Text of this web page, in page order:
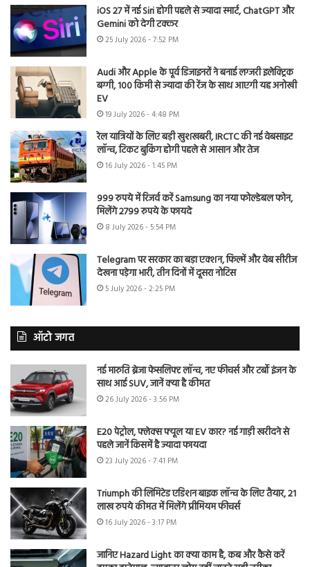
iOS 27 में नई Siri होगी पहले से ज्यादा स्मार्ट, ChatGPT और
Gemini को देगी टक्कर
25 July 2026 - 7:52 PM
Audi और Apple के पूर्व डिजाइनरों ने बनाई लग्जरी इलेक्ट्रिक
बग्गी, 100 किमी से ज्यादा की रेंज के साथ आएगी यह अनोखी
EV
19 July 2026 - 4:48 PM
रेल यात्रियों के लिए बड़ी खुशखबरी, IRCTC की नई वेबसाइट
लॉन्च, टिकट बुकिंग होगी पहले से आसान और तेज
16 July 2026 - 1:45 PM
999 रुपये में रिजर्व करें Samsung का नया फोल्डेबल फोन,
मिलेंगे 2799 रुपये के फायदे
8 July 2026 - 5:54 PM
Telegram पर सरकार का बड़ा एक्शन, फिल्में और वेब सीरीज
देखना पड़ेगा भारी, तीन दिनों में दूसरा नोटिस
5 July 2026 - 2:25 PM
ऑटो जगत
नई मारुति ब्रेजा फेसलिफ्ट लॉन्च, नए फीचर्स और टर्बो इंजन के
साथ आई SUV, जानें क्या है कीमत
26 July 2026 - 3:56 PM
E20 पेट्रोल, फ्लेक्स फ्यूल या EV कार? नई गाड़ी खरीदने से
पहले जानें किसमें है ज्यादा फायदा
23 July 2026 - 7:41 PM
Triumph की लिमिटेड एडिशन बाइक लॉन्च के लिए तैयार, 21
लाख रुपये कीमत में मिलेंगे प्रीमियम फीचर्स
16 July 2026 - 3:17 PM
जानिए Hazard Light का क्या काम है, कब और कैसे करें